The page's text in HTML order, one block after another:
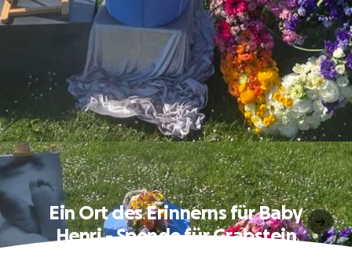
Ein Ort des Erinnerns für Baby
Henri - Spende für Grabstein